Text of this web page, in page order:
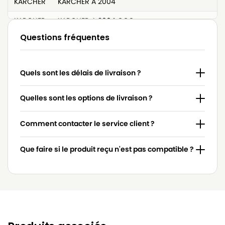
KARCHER
KARCHER A 2004 CCC
KARCHER
KARCHER A 2004 Plus
KARCHER
KARCHER A 2014 CA RVA C
KARCHER
KARCHER A 2014 CV
KARCHER
KARCHER A 2024 PT
KARCHER
KARCHER A 2054
KARCHER
KARCHER A 2054 ME
Questions fréquentes
Quels sont les délais de livraison ?
Quelles sont les options de livraison ?
Comment contacter le service client ?
Que faire si le produit reçu n'est pas compatible ?